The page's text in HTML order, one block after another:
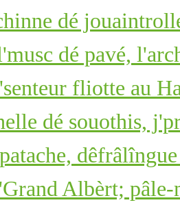
dé
dé pavé,
fliotte au
dé souothis,
Albèrt; pâle-